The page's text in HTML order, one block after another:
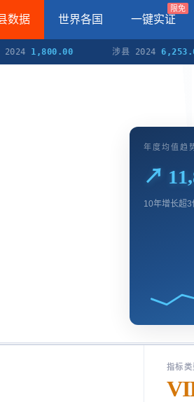
数据 世界各国 一键实证
限免
1,800.00 涉县 2024 6,253.00
年度均值趋
↗
10年增长超3
指标类